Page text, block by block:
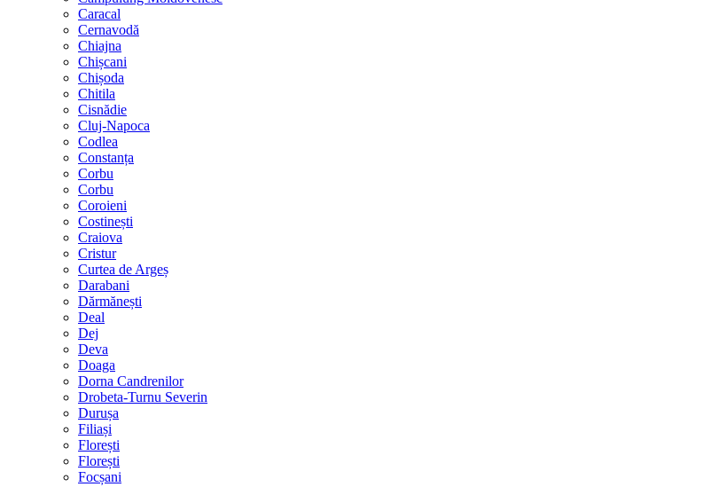
Caracal
Cernavodă
Chiajna
Chișcani
Chișoda
Chitila
Cisnădie
Cluj-Napoca
Codlea
Constanța
Corbu
Corbu
Coroieni
Costinești
Craiova
Cristur
Curtea de Argeș
Darabani
Dărmănești
Deal
Dej
Deva
Doaga
Dorna Candrenilor
Drobeta-Turnu Severin
Durușa
Filiași
Florești
Florești
Focșani